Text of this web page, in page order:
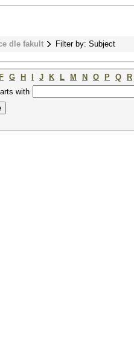
dle fakult Filter by: Subject
F G H J K L M N O P Q
R
with